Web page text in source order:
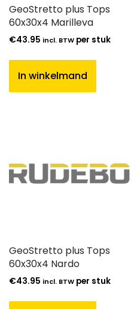
GeoStretto plus Tops
60x30x4 Marilleva
€43.95 incl. BTW per stuk
In winkelmand
GeoStretto plus Tops
60x30x4 Nardo
€43.95 incl. BTW per stuk